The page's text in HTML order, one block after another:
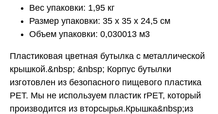
Вес упаковки: 1,95 кг
Размер упаковки: 35 x 35 x 24,5 см
Объем упаковки: 0,030013 м3
Пластиковая цветная бутылка с металлической
крышкой.&nbsp; &nbsp; Корпус бутылки
изготовлен из безопасного пищевого пластика
PET. Мы не используем пластик rPET, который
производится из вторсырья.Крышка&nbsp;из